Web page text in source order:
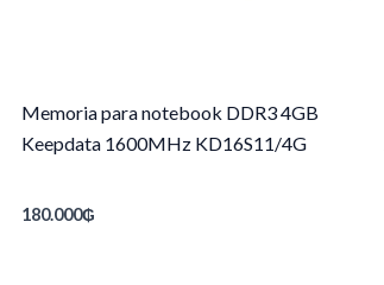
Memoria para notebook DDR3 4GB
Keepdata 1600MHz KD16S11/4G
180.000₲